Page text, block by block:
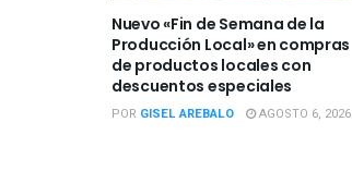
Nuevo «Fin de Semana de la
Producción Local» en compras
de productos locales con
descuentos especiales
POR GISEL AREBALO AGOSTO 6, 2026